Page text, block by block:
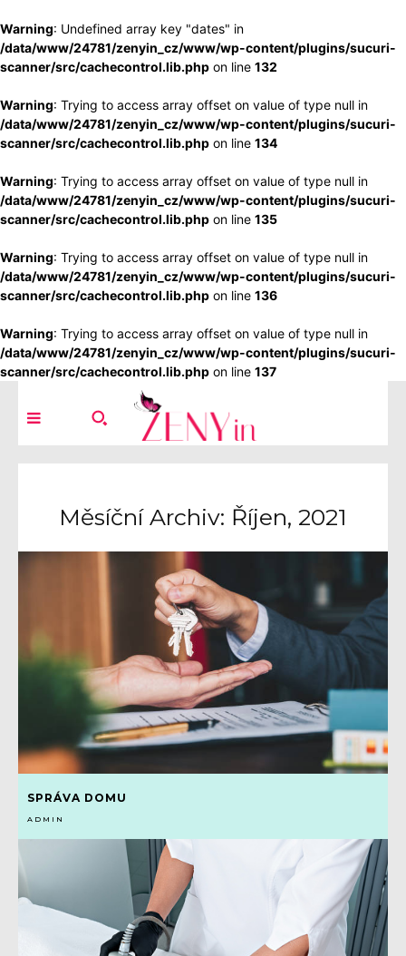
Warning: Undefined array key "dates" in
/data/www/24781/zenyin_cz/www/wp-content/plugins/sucuri-
scanner/src/cachecontrol.lib.php on line 132
Warning: Trying to access array offset on value of type null in
/data/www/24781/zenyin_cz/www/wp-content/plugins/sucuri-
scanner/src/cachecontrol.lib.php on line 134
Warning: Trying to access array offset on value of type null in
/data/www/24781/zenyin_cz/www/wp-content/plugins/sucuri-
scanner/src/cachecontrol.lib.php on line 135
Warning: Trying to access array offset on value of type null in
/data/www/24781/zenyin_cz/www/wp-content/plugins/sucuri-
scanner/src/cachecontrol.lib.php on line 136
Warning: Trying to access array offset on value of type null in
/data/www/24781/zenyin_cz/www/wp-content/plugins/sucuri-
scanner/src/cachecontrol.lib.php on line 137
Měsíční Archiv: Říjen, 2021
SPRÁVA DOMU
ADMIN